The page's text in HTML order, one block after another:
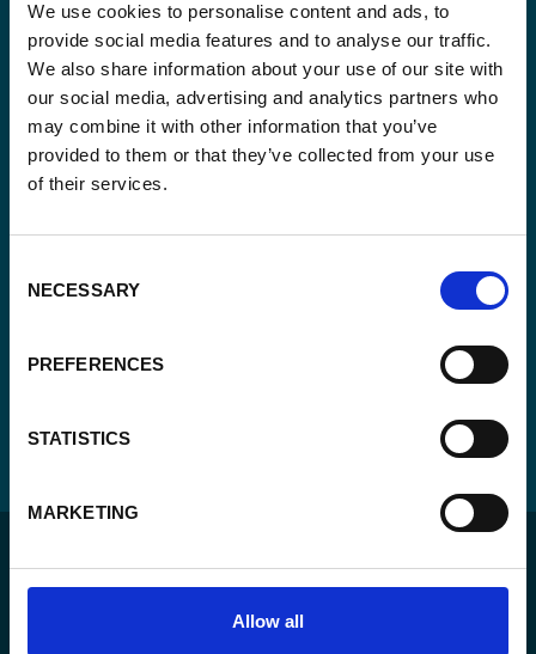
We use cookies to personalise content and ads, to
provide social media features and to analyse our traffic.
We also share information about your use of our site with
our social media, advertising and analytics partners who
may combine it with other information that you’ve
provided to them or that they’ve collected from your use
of their services.
Selection
NECESSARY
PREFERENCES
STATISTICS
MARKETING
Allow all
Email
*
Consent
*
Oui, je m'inscris à la newsletter*
CAPTCHA